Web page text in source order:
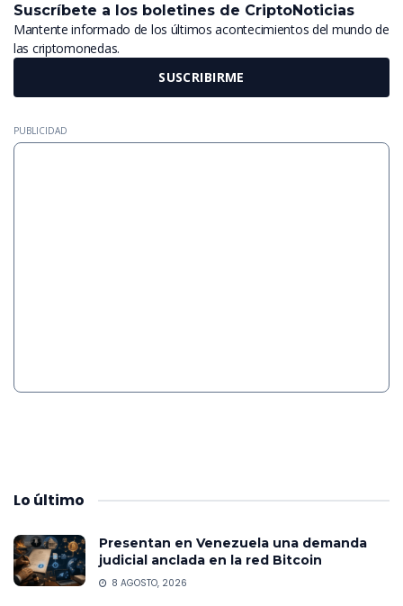
Suscríbete a los boletines de CriptoNoticias
Mantente informado de los últimos acontecimientos del mundo de
las criptomonedas.
SUSCRIBIRME
PUBLICIDAD
Lo último
Presentan en Venezuela una demanda
judicial anclada en la red Bitcoin
8 AGOSTO, 2026